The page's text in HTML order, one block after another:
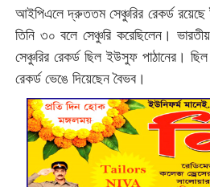
আইপিএলে দ্রুততম সেঞ্চুরির রেকর্ড রয়েছে
তিনি ৩০ বলে সেঞ্চুরি করেছিলেন।
সেঞ্চুরির রেকর্ড ছিল ইউসুফ পাঠানের।
রেকর্ড ভেঙে দিয়েছেন বৈভব।